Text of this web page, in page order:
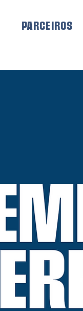
PARCEIROS